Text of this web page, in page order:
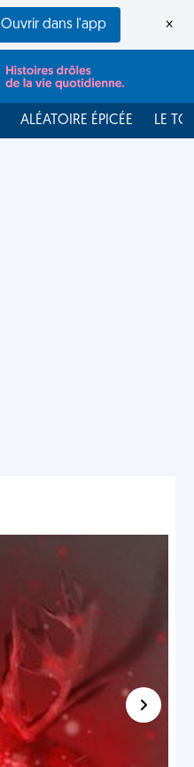
Ouvrir dans l'app ×
ALÉATOIRE ÉPICÉE LE